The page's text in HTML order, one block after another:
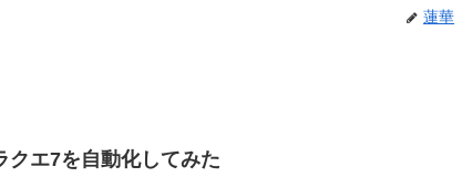
蓮華
クエ7を自動化してみた